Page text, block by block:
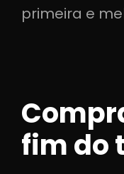
primeira e
fim do